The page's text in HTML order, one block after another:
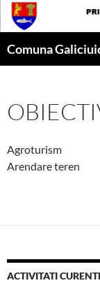
Skip
to
Comuna
Agroturism
Arendare teren
ACTIVITATI